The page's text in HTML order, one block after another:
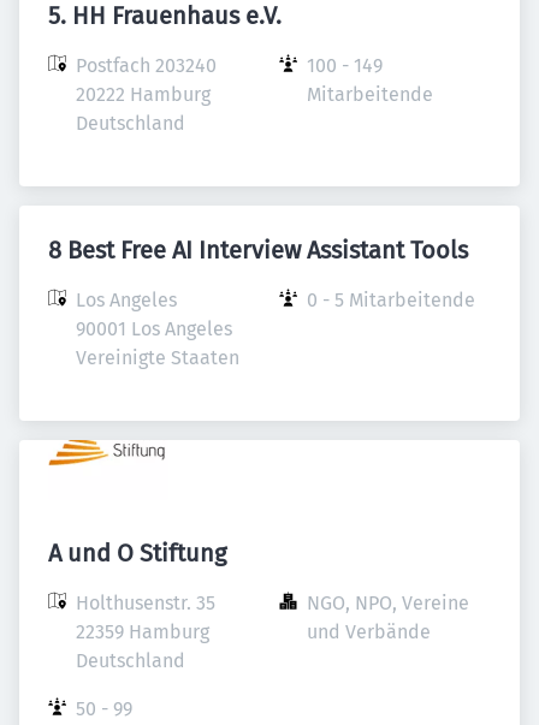
5. HH Frauenhaus e.V.
Postfach 203240
20222 Hamburg
Deutschland
100 - 149
Mitarbeitende
8 Best Free AI Interview Assistant Tools
Los Angeles
90001 Los Angeles
Vereinigte Staaten
0 - 5 Mitarbeitende
A und O Stiftung
Holthusenstr. 35
22359 Hamburg
Deutschland
NGO, NPO, Vereine
und Verbände
50 - 99